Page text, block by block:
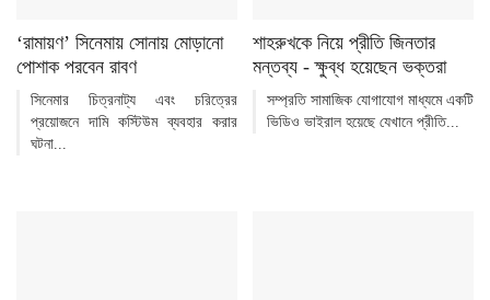
‘রামায়ণ’ সিনেমায় সোনায় মোড়ানো
পোশাক পরবেন রাবণ
সিনেমার চিত্রনাট্য এবং চরিত্রের
প্রয়োজনে দামি কস্টিউম ব্যবহার করার
ঘটনা...
শাহরুখকে নিয়ে প্রীতি জিনতার
মন্তব্য - ক্ষুব্ধ হয়েছেন ভক্তরা
সম্প্রতি সামাজিক যোগাযোগ মাধ্যমে একটি
ভিডিও ভাইরাল হয়েছে যেখানে প্রীতি...